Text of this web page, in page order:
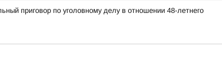
приговор по уголовному делу в отношении 48-летнего